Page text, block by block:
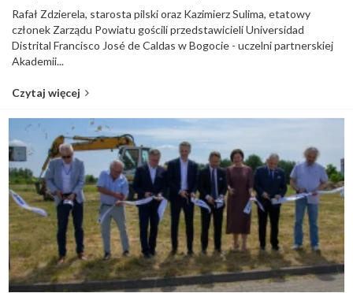
Rafał Zdzierela, starosta pilski oraz Kazimierz Sulima, etatowy
członek Zarządu Powiatu gościli przedstawicieli Universidad
Distrital Francisco José de Caldas w Bogocie - uczelni partnerskiej
Akademii...
Czytaj więcej